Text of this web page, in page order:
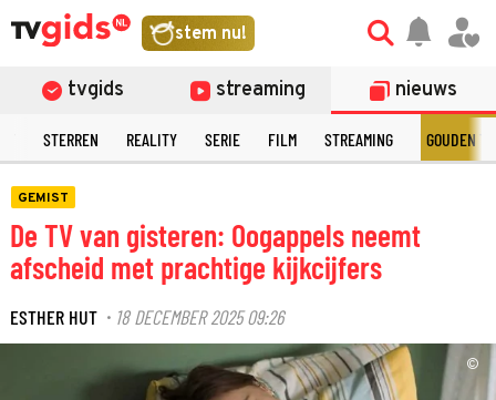
stem nu!
tvgids streaming nieuws
STERREN REALITY SERIE FILM STREAMING GOUDEN
GEMIST
De TV van gisteren: Oogappels neemt
afscheid met prachtige kijkcijfers
ESTHER HUT · 18 DECEMBER 2025 09:26
©